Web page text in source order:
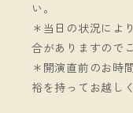
い。
＊当日の状況によ
合がありますので
＊開演直前のお時
裕を持ってお越し